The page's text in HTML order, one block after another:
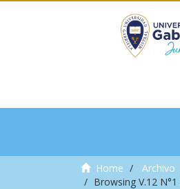
Home Archivo
Browsing V.12